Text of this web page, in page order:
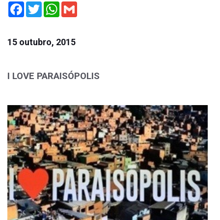
Facebook
TwitterWhatsApp
15 outubro, 2015
I LOVE PARAISÓPOLIS